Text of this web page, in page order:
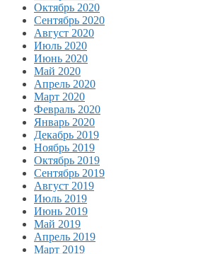
Октябрь 2020
Сентябрь 2020
Август 2020
Июль 2020
Июнь 2020
Май 2020
Апрель 2020
Март 2020
Февраль 2020
Январь 2020
Декабрь 2019
Ноябрь 2019
Октябрь 2019
Сентябрь 2019
Август 2019
Июль 2019
Июнь 2019
Май 2019
Апрель 2019
Март 2019